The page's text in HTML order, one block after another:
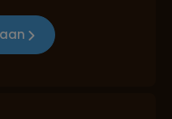
cultuur en milieu